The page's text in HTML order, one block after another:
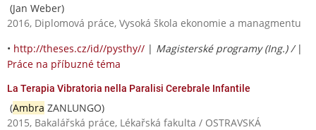
(Jan Weber)
2016, Diplomová práce, Vysoká škola ekonomie a managmentu
• http://theses.cz/id//pysthy// | Magisterské programy (Ing.) / |
Práce na příbuzné téma
La Terapia Vibratoria nella Paralisi Cerebrale Infantile
(Ambra ZANLUNGO)
2015, Bakalářská práce, Lékařská fakulta / OSTRAVSKÁ